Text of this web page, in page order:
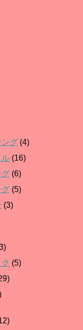
ング (4)
ル (16)
グ (6)
グ (5)
(3)
(5)